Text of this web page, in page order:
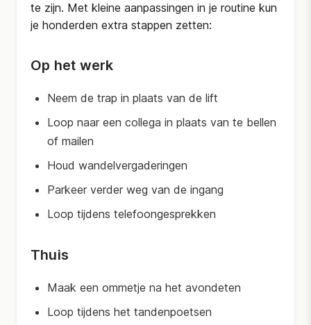
te zijn. Met kleine aanpassingen in je routine kun
je honderden extra stappen zetten:
Op het werk
Neem de trap in plaats van de lift
Loop naar een collega in plaats van te bellen
of mailen
Houd wandelvergaderingen
Parkeer verder weg van de ingang
Loop tijdens telefoongesprekken
Thuis
Maak een ommetje na het avondeten
Loop tijdens het tandenpoetsen